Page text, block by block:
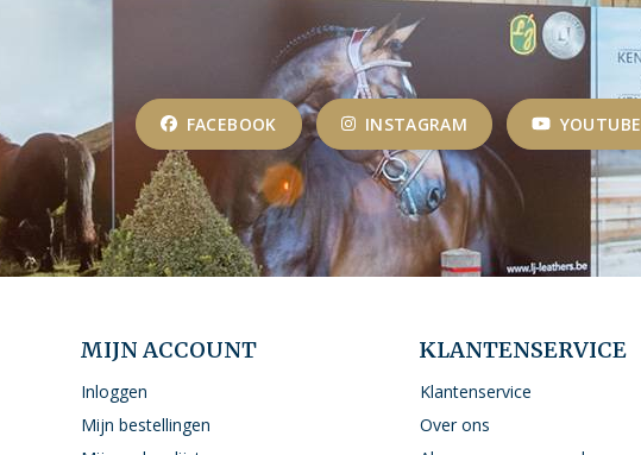
FACEBOOK INSTAGRAM YOUTUBE
MIJN ACCOUNT
Inloggen
Mijn bestellingen
KLANTENSERVICE
Klantenservice
Over ons